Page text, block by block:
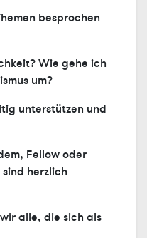
besprochen
Wie gehe ich
um?
unterstützen und
Fellow oder
herzlich
alle, die sich als